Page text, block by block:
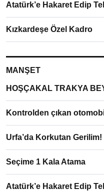
Atatürk’e Hakaret Edip
Kızkardeşe Özel Kadro
MANŞET
HOŞÇAKAL TRAKYA
Kontrolden çıkan
Urfa’da Korkutan Gerilim!
Seçime 1 Kala Atama
Atatürk’e Hakaret Edip